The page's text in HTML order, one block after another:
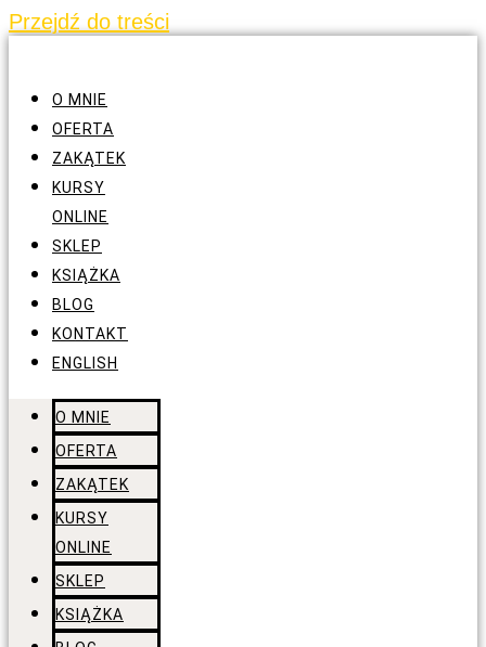
Przejdź do treści
O MNIE
OFERTA
ZAKĄTEK
KURSY
ONLINE
SKLEP
KSIĄŻKA
BLOG
KONTAKT
ENGLISH
O MNIE
OFERTA
ZAKĄTEK
KURSY
ONLINE
SKLEP
KSIĄŻKA